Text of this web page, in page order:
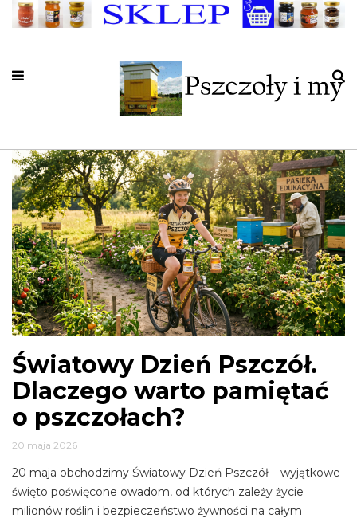
Światowy Dzień Pszczół.
Dlaczego warto pamiętać
o pszczołach?
20 maja 2026
20 maja obchodzimy Światowy Dzień Pszczół – wyjątkowe
święto poświęcone owadom, od których zależy życie
milionów roślin i bezpieczeństwo żywności na całym